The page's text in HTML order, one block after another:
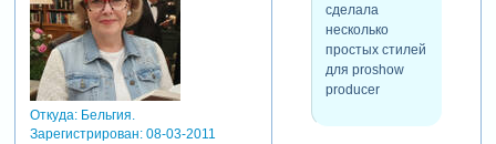
Откуда:Бельгия.
Зарегистрирован: 08-03-2011
сделала
несколько
простых стилей
для proshow
producer